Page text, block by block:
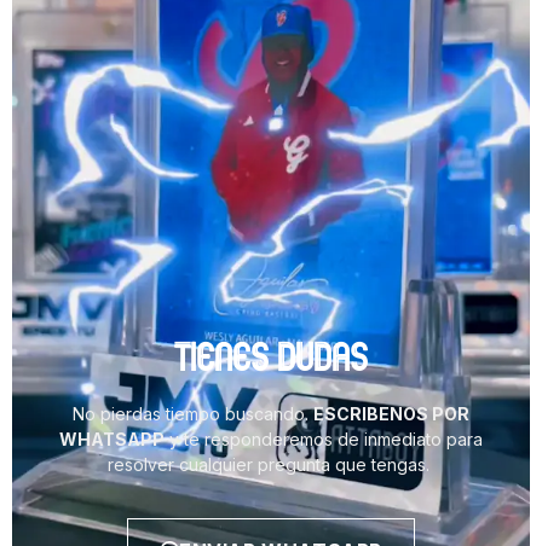
TIENES DUDAS
No pierdas tiempo buscando.ESCRIBENOS POR
WHATSAPPy te responderemos de inmediato para
resolver cualquier pregunta que tengas.